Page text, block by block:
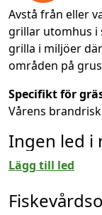
Avstå från eller
grillar utomhus i
grilla i miljöer
områden på
Specifikt för
Vårens
Ingen led i
Lägg till led